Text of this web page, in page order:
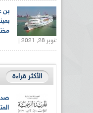
بن
مختار
أكتوبر 28, 2021 |
الأكثر قراءة